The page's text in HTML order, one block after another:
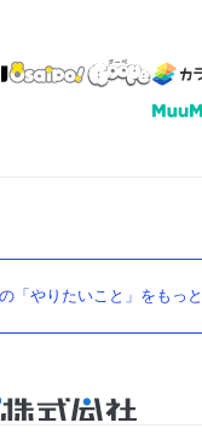
「やりたいこと」をもっ